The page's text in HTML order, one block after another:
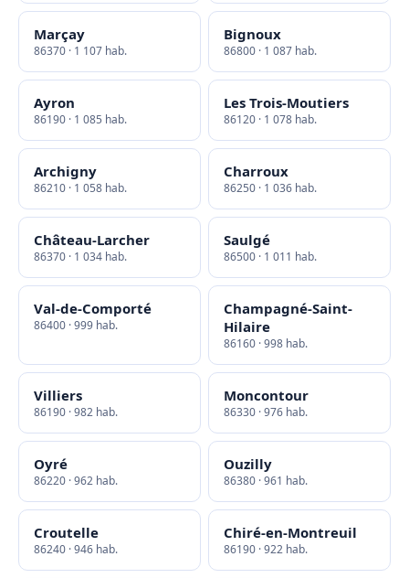
Marçay
86370 · 1 107 hab.
Bignoux
86800 · 1 087 hab.
Ayron
86190 · 1 085 hab.
Les Trois-Moutiers
86120 · 1 078 hab.
Archigny
86210 · 1 058 hab.
Charroux
86250 · 1 036 hab.
Château-Larcher
86370 · 1 034 hab.
Saulgé
86500 · 1 011 hab.
Val-de-Comporté
86400 · 999 hab.
Champagné-Saint-
Hilaire
86160 · 998 hab.
Villiers
86190 · 982 hab.
Moncontour
86330 · 976 hab.
Oyré
86220 · 962 hab.
Ouzilly
86380 · 961 hab.
Croutelle
86240 · 946 hab.
Chiré-en-Montreuil
86190 · 922 hab.